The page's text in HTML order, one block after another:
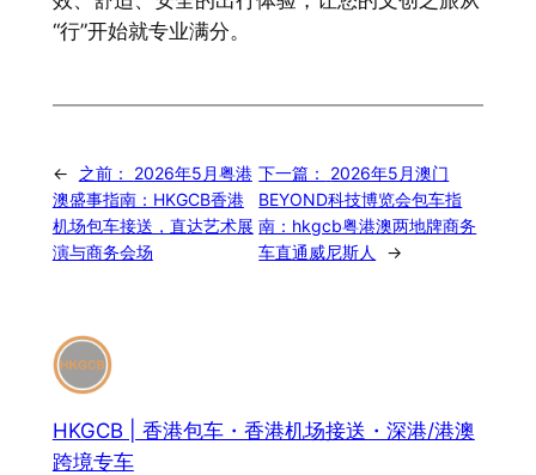
“行”开始就专业满分。
← 之前： 2026年5月粤港
澳盛事指南：HKGCB香港
机场包车接送，直达艺术展
演与商务会场
下一篇：
2026年5月澳门
BEYOND科技博览会包车指
南：hkgcb粤港澳两地牌商务
车直通威尼斯人
→
HKGCB | 香港包车・香港机场接送・深港/港澳
跨境专车